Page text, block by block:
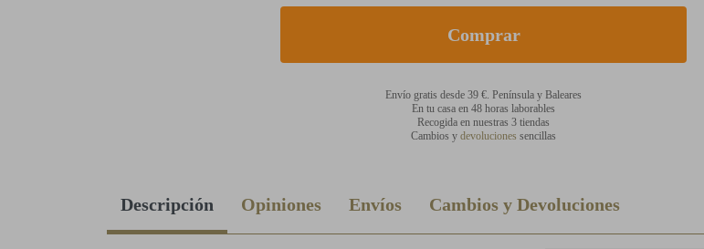
Envío gratis desde 39 €. Península y Baleares
En tu casa en 48 horas laborables
Recogida en nuestras 3 tiendas
Cambios y devoluciones sencillas
Descripción Opiniones Envíos Cambios y Devoluciones